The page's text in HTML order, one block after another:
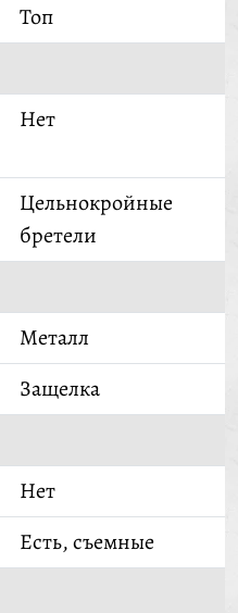
Топ
Нет
Цельнокройные
бретели
Металл
Защелка
Нет
Есть, съемные